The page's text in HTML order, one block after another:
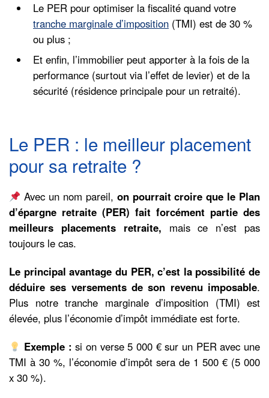
Le PER pour optimiser la fiscalité quand votre
tranche marginale d’imposition (TMI) est de 30 %
ou plus ;
Et enfin, l’immobilier peut apporter à la fois de la
performance (surtout via l’effet de levier) et de la
sécurité (résidence principale pour un retraité).
Le PER : le meilleur placement
pour sa retraite ?
Avec un nom pareil, on pourrait croire que le Plan
d’épargne retraite (PER) fait forcément partie des
meilleurs placements retraite, mais ce n’est pas
toujours le cas.
Le principal avantage du PER, c’est la possibilité de
déduire ses versements de son revenu imposable.
Plus notre tranche marginale d’imposition (TMI) est
élevée, plus l’économie d’impôt immédiate est forte.
Exemple :si on verse 5 000 € sur un PER avec une
TMI à 30 %, l’économie d’impôt sera de 1 500 € (5 000
x 30 %).